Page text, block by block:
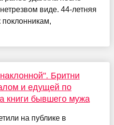
виде. 44-летняя
Бритни
и едущей по
книги бывшего мужа
на публике в